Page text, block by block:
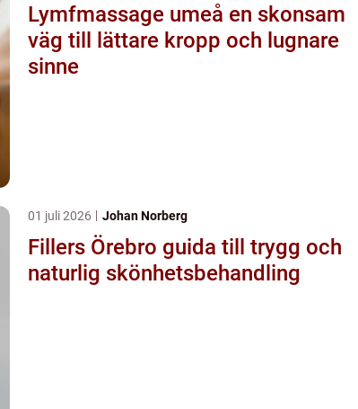
Lymfmassage umeå en skonsam
väg till lättare kropp och lugnare
sinne
01 juli 2026 Johan Norberg
Fillers Örebro guida till trygg och
naturlig skönhetsbehandling